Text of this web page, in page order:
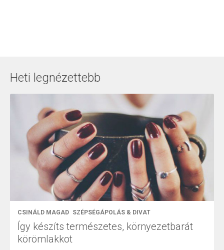
Heti legnézettebb
CSINÁLD MAGAD SZÉPSÉGÁPOLÁS & DIVAT
Így készíts természetes, környezetbarát
körömlakkot